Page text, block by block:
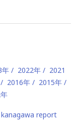
年 2022年
2021
2016年
2015年
kanagawa report